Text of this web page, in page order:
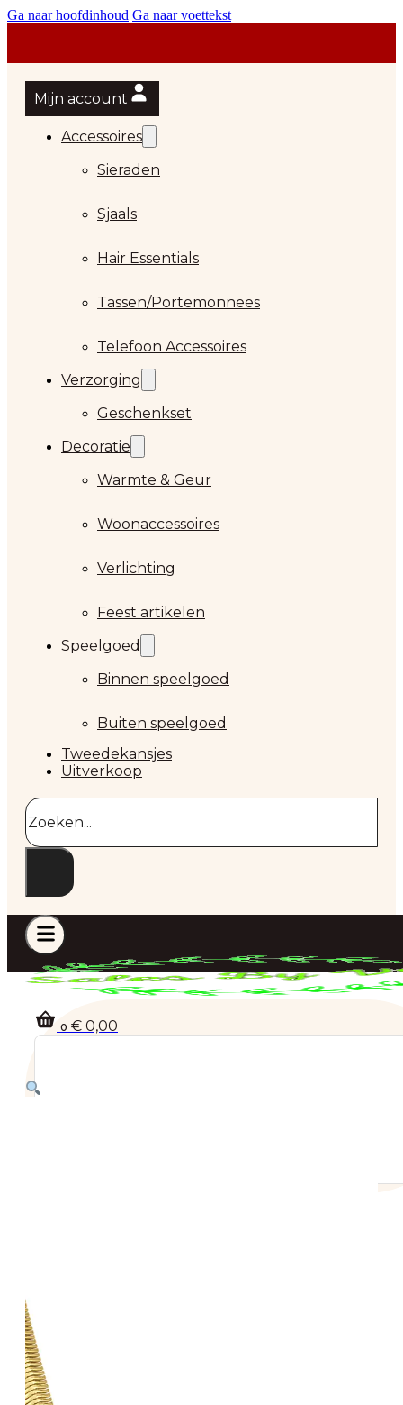
Ga naar hoofdinhoud Ga naar voettekst
Mijn account
Accessoires
Sieraden
Sjaals
Hair Essentials
Tassen/Portemonnees
Telefoon Accessoires
Verzorging
Geschenkset
Decoratie
Warmte & Geur
Woonaccessoires
Verlichting
Feest artikelen
Speelgoed
Binnen speelgoed
Buiten speelgoed
Tweedekansjes
Uitverkoop
Zoeken
0 € 0,00